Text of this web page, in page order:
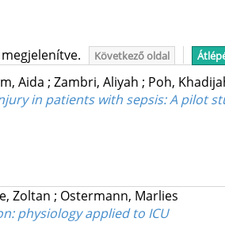
Következő oldal
Aida ; Zambri, Aliyah ; Poh,
in patients with sepsis: A pilot
Zoltan ; Ostermann, Marlies
physiology applied to ICU